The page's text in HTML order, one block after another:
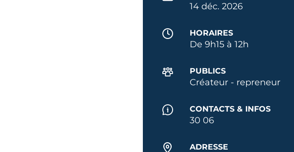
14 déc. 2026
HORAIRES
De 9h15 à 12h
PUBLICS
Créateur - repreneur
CONTACTS & INFOS
30 06
ADRESSE